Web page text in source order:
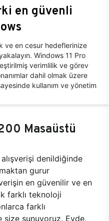
en güvenli
ve en cesur hedeflerinize
Windows 11 Pro
verimlilik ve görev
dahil olmak üzere
kullanım ve yönetim
Masaüstü
denildiğinde
gurur
en güvenilir ve en
farklı teknoloji
farklı
sunuyoruz. Evde,